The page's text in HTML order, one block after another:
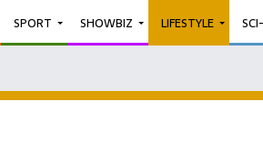
SPORT SHOWBIZ LIFESTYLE